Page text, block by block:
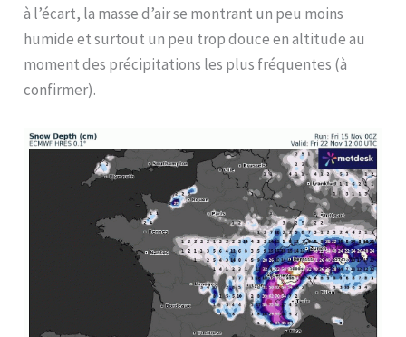
à l’écart, la masse d’air se montrant un peu moins
humide et surtout un peu trop douce en altitude au
moment des précipitations les plus fréquentes (à
confirmer).